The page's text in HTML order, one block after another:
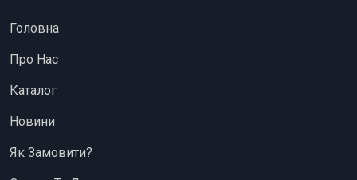
Головна
Про Нас
Каталог
Новини
Як Замовити?